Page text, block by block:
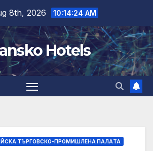
8th, 2026 10:14:24 AM
Hotels
ТЪРГОВСКО-ПРОМИШЛЕНА ПАЛAТА